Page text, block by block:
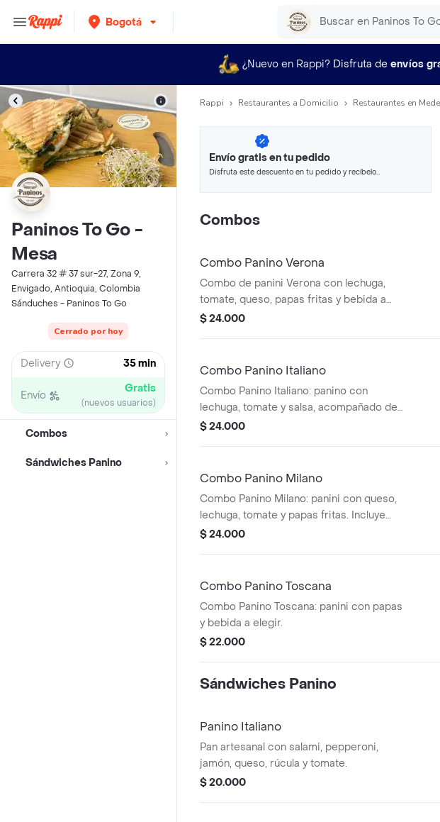
Bogotá
¿Nuevo en Rappi? Disfruta de envíos
Paninos To Go -
Mesa
Carrera 32 # 37 sur-27, Zona 9,
Envigado, Antioquia, Colombia
Sánduches - Paninos To Go
Cerrado por hoy
Delivery 35 min
Envío Gratis
(nuevos usuarios)
Combos
Sándwiches Panino
Rappi Restaurantes a Domicilio Restaurantes en
Envío gratis en tu pedido
Disfruta este descuento en tu pedido y recíbelo
Combos
Combo Panino Verona
Combo de panini Verona con lechuga,
tomate, queso, papas fritas y bebida a
elegir.
$ 24.000
Combo Panino Italiano
Combo Panino Italiano: panino con
lechuga, tomate y salsa, acompañado de
papas fritas y bebida a elegir.
$ 24.000
Combo Panino Milano
Combo Panino Milano: panini con queso,
lechuga, tomate y papas fritas. Incluye
bebida a elegir.
$ 24.000
Combo Panino Toscana
Combo Panino Toscana: panini con papas
y bebida a elegir.
$ 22.000
Sándwiches Panino
Panino Italiano
Pan artesanal con salami, pepperoni,
jamón, queso, rúcula y tomate.
$ 20.000